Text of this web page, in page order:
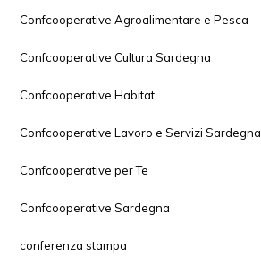
Confcooperative Agroalimentare e Pesca
Confcooperative Cultura Sardegna
Confcooperative Habitat
Confcooperative Lavoro e Servizi Sardegna
Confcooperative per Te
Confcooperative Sardegna
conferenza stampa